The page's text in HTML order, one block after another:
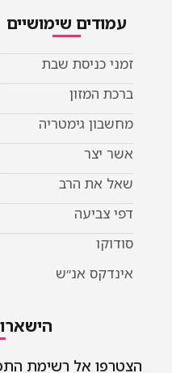
עמודים שימושיים
זמני כניסת שבת
ברכת המזון
מחשבון גימטריה
אשר יצר
שאל את הרב
דפי צביעה
סודוקו
אינדקס אנ״ש
הצטרפו אל רשימת